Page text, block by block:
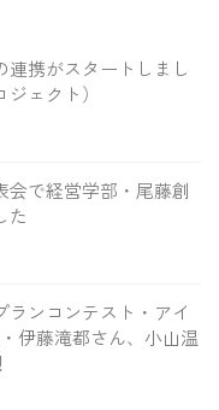
連携がスタートしまし
ェクト）
会で経営学部・尾藤創
た
ランコンテスト・アイ
伊藤滝都さん、小山温